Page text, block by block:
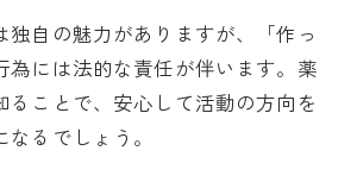
独自の魅力がありますが、「作っ
為には法的な責任が伴います。薬
ることで、安心して活動の方向を
るでしょう。